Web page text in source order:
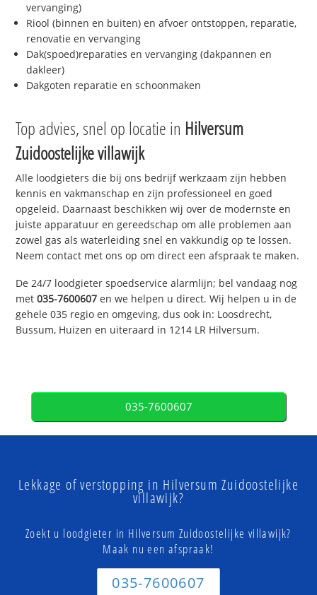
vervanging)
Riool (binnen en buiten) en afvoer ontstoppen, reparatie,
renovatie en vervanging
Dak(spoed)reparaties en vervanging (dakpannen en
dakleer)
Dakgoten reparatie en schoonmaken
Top advies, snel op locatie in Hilversum
Zuidoostelijke villawijk
Alle loodgieters die bij ons bedrijf werkzaam zijn hebben
kennis en vakmanschap en zijn professioneel en goed
opgeleid. Daarnaast beschikken wij over de modernste en
juiste apparatuur en gereedschap om alle problemen aan
zowel gas als waterleiding snel en vakkundig op te lossen.
Neem contact met ons op om direct een afspraak te maken.
De 24/7 loodgieter spoedservice alarmlijn; bel vandaag nog
met035-7600607 en we helpen u direct. Wij helpen u in de
gehele 035 regio en omgeving, dus ook in: Loosdrecht,
Bussum, Huizen en uiteraard in 1214 LR Hilversum.
035-7600607
Lekkage of verstopping in Hilversum Zuidoostelijke
villawijk?
Zoekt u loodgieter in Hilversum Zuidoostelijke villawijk?
Maak nu een afspraak!
035-7600607